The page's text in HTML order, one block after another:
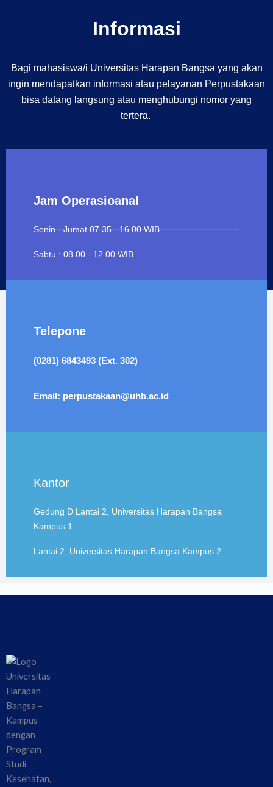
Informasi
Bagi mahasiswa/i Universitas Harapan Bangsa yang akan
ingin mendapatkan informasi atau pelayanan Perpustakaan
bisa datang langsung atau menghubungi nomor yang
tertera.
Jam Operasioanal
Senin - Jumat 07.35 - 16.00 WIB
Sabtu : 08.00 - 12.00 WIB
Telepone
(0281) 6843493 (Ext. 302)
Email: perpustakaan@uhb.ac.id
Kantor
Gedung D Lantai 2, Universitas Harapan Bangsa
Kampus 1
Lantai 2, Universitas Harapan Bangsa Kampus 2